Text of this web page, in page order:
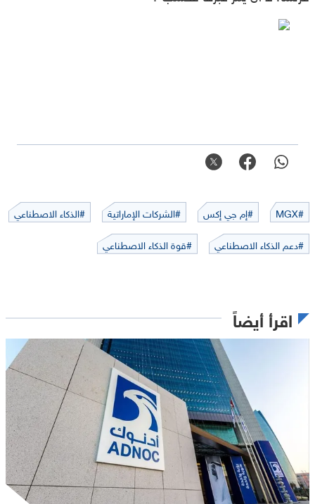
#MGX #إم جي إكس #الشركات الإماراتية
#الذكاء الاصطناعي
#دعم الذكاء الاصطناعي
#قوة الذكاء الاصطناعي
اقرأ أيضاً